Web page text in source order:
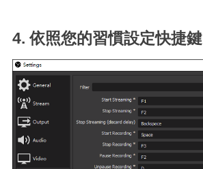
4. 依照您的習慣設定快捷鍵